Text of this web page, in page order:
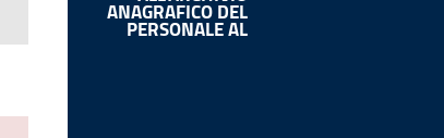
ANAGRAFICO DEL
PERSONALE AL